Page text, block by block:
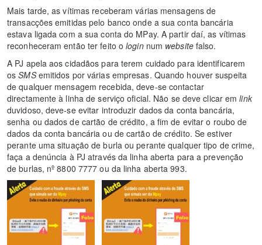
Mais tarde, as vítimas receberam várias mensagens de
transacções emitidas pelo banco onde a sua conta bancária
estava ligada com a sua conta do MPay. A partir daí, as vítimas
reconheceram então ter feito ologinnum websitefalso.
A PJ apela aos cidadãos para terem cuidado para identificarem
osSMSemitidos por várias empresas. Quando houver suspeita
de qualquer mensagem recebida, deve-se contactar
directamente à linha de serviço oficial. Não se deve clicar emlink
duvidoso, deve-se evitar introduzir dados da conta bancária,
senha ou dados de cartão de crédito, a fim de evitar o roubo de
dados da conta bancária ou de cartão de crédito. Se estiver
perante uma situação de burla ou perante qualquer tipo de crime,
faça a denúncia à PJ através da linha aberta para a prevenção
de burlas, nº 8800 7777 ou da linha aberta 993.